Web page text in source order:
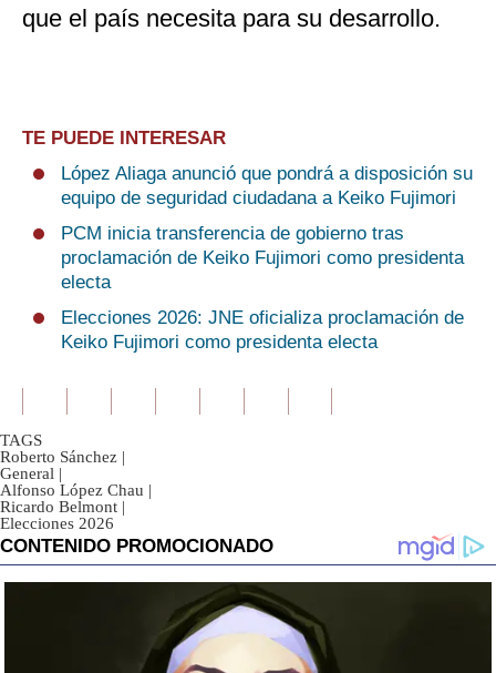
que el país necesita para su desarrollo.
TE PUEDE INTERESAR
López Aliaga anunció que pondrá a disposición su
equipo de seguridad ciudadana a Keiko Fujimori
PCM inicia transferencia de gobierno tras
proclamación de Keiko Fujimori como presidenta
electa
Elecciones 2026: JNE oficializa proclamación de
Keiko Fujimori como presidenta electa
TAGS
Roberto Sánchez |
General |
Alfonso López Chau |
Ricardo Belmont |
Elecciones 2026